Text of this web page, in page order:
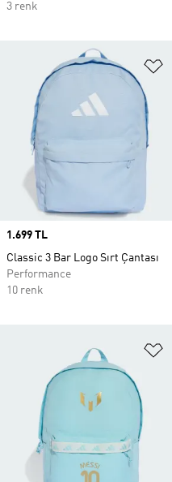
3 renk
Price
1.699 TL
Classic 3 Bar Logo Sırt Çantası
Performance
10 renk